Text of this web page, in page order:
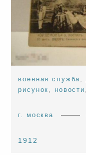
военная служба
рисунок
новости
г. москва
1912